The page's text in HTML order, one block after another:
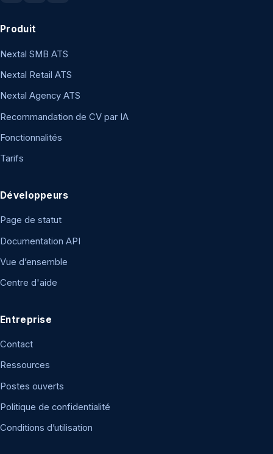
Produit
Nextal SMB ATS
Nextal Retail ATS
Nextal Agency ATS
Recommandation de CV par IA
Fonctionnalités
Tarifs
Développeurs
Page de statut
Documentation API
Vue d’ensemble
Centre d'aide
Entreprise
Contact
Ressources
Postes ouverts
Politique de confidentialité
Conditions d’utilisation